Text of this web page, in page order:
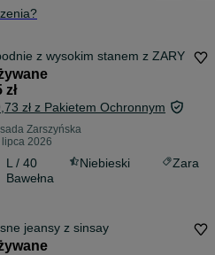
z wysokim stanem z ZARY
zł
zł z Pakietem Ochronnym
Zarszyńska
lipca 2026
L / 40 Niebieski
Zara
Bawełna
jeansy z sinsay